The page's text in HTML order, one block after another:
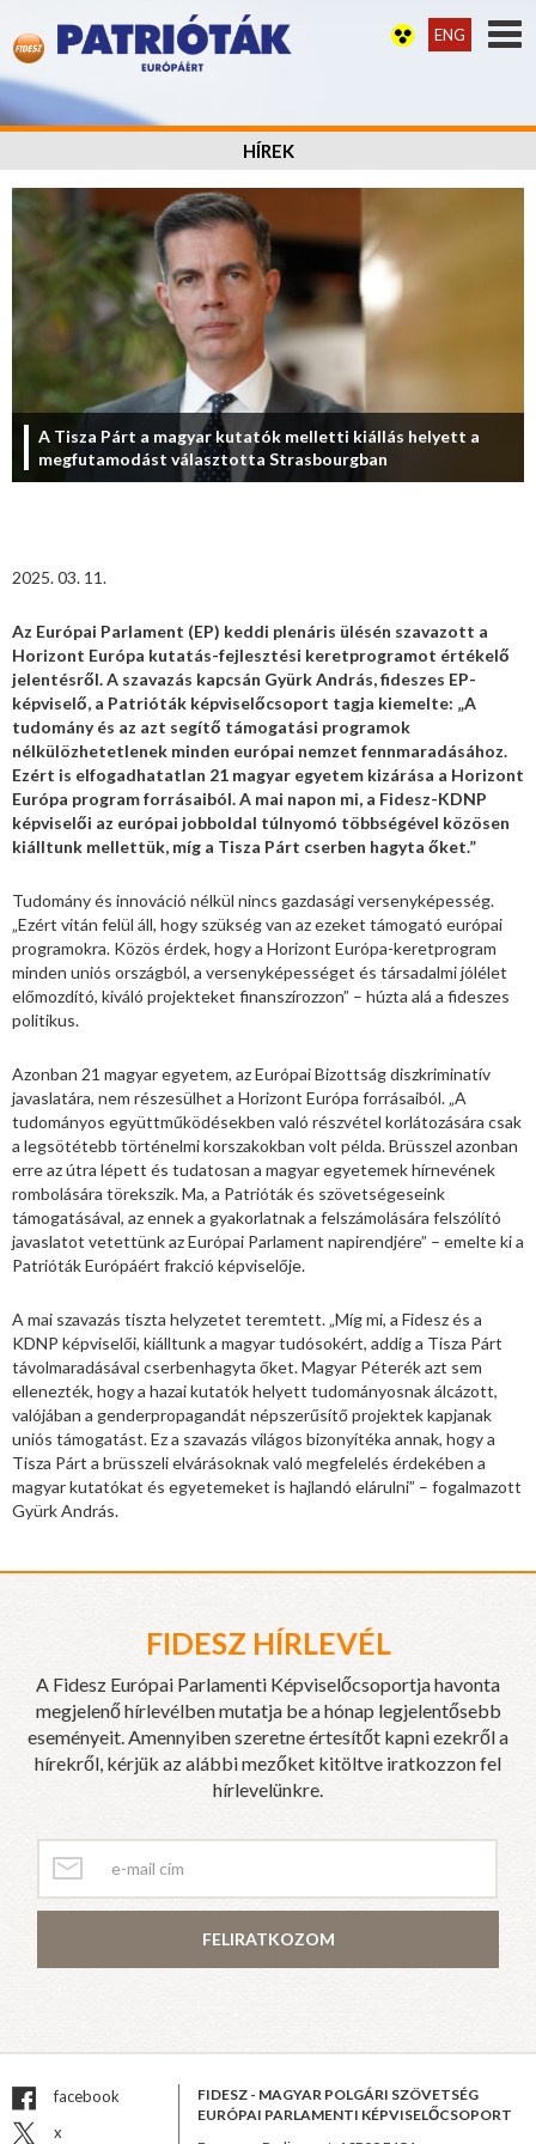
ENG
HÍREK
A Tisza Párt a magyar kutatók melletti kiállás helyett a
megfutamodást választotta Strasbourgban
2025. 03. 11.
Az Európai Parlament (EP) keddi plenáris ülésén szavazott a
Horizont Európa kutatás-fejlesztési keretprogramot értékelő
jelentésről. A szavazás kapcsán Gyürk András, fideszes EP-
képviselő, a Patrióták képviselőcsoport tagja kiemelte: „A
tudomány és az azt segítő támogatási programok
nélkülözhetetlenek minden európai nemzet fennmaradásához.
Ezért is elfogadhatatlan 21 magyar egyetem kizárása a Horizont
Európa program forrásaiból. A mai napon mi, a Fidesz-KDNP
képviselői az európai jobboldal túlnyomó többségével közösen
kiálltunk mellettük, míg a Tisza Párt cserben hagyta őket.”
Tudomány és innováció nélkül nincs gazdasági versenyképesség.
„Ezért vitán felül áll, hogy szükség van az ezeket támogató európai
programokra. Közös érdek, hogy a Horizont Európa-keretprogram
minden uniós országból, a versenyképességet és társadalmi jólélet
előmozdító, kiváló projekteket finanszírozzon” – húzta alá a fideszes
politikus.
Azonban 21 magyar egyetem, az Európai Bizottság diszkriminatív
javaslatára, nem részesülhet a Horizont Európa forrásaiból. „A
tudományos együttműködésekben való részvétel korlátozására csak
a legsötétebb történelmi korszakokban volt példa. Brüsszel azonban
erre az útra lépett és tudatosan a magyar egyetemek hírnevének
rombolására törekszik. Ma, a Patrióták és szövetségeseink
támogatásával, az ennek a gyakorlatnak a felszámolására felszólító
javaslatot vetettünk az Európai Parlament napirendjére” – emelte ki a
Patrióták Európáért frakció képviselője.
A mai szavazás tiszta helyzetet teremtett. „Míg mi, a Fidesz és a
KDNP képviselői, kiálltunk a magyar tudósokért, addig a Tisza Párt
távolmaradásával cserbenhagyta őket. Magyar Péterék azt sem
ellenezték, hogy a hazai kutatók helyett tudományosnak álcázott,
valójában a genderpropagandát népszerűsítő projektek kapjanak
uniós támogatást. Ez a szavazás világos bizonyítéka annak, hogy a
Tisza Párt a brüsszeli elvárásoknak való megfelelés érdekében a
magyar kutatókat és egyetemeket is hajlandó elárulni” – fogalmazott
Gyürk András.
FIDESZ HÍRLEVÉL
A Fidesz Európai Parlamenti Képviselőcsoportja havonta
megjelenő hírlevélben mutatja be a hónap legjelentősebb
eseményeit. Amennyiben szeretne értesítőt kapni ezekről a
hírekről, kérjük az alábbi mezőket kitöltve iratkozzon fel
hírlevelünkre.
FELIRATKOZOM
facebook
x
FIDESZ - MAGYAR POLGÁRI SZÖVETSÉG
EURÓPAI PARLAMENTI KÉPVISELŐCSOPORT